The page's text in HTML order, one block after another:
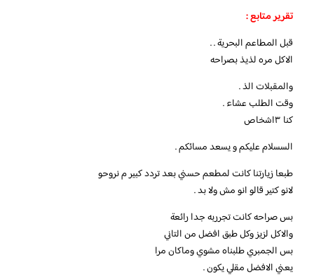
تقرير متابع :
قبل المطاعم البحرية . .
الاكل مره لذيذ بصراحه
والمقبلات الذ .
وقت الطلب عشاء .
كنا ٣اشخاص
السسلام عليكم و يسعد مسائكم .
طبعا زيارتنا كانت لمطعم حسني بعد تردد كبير م نروحو
لانو كتير قالو انو مش ولا بد .
بس صراحه كانت تجرربه جدا رائعة
والاكل لزيز وكل طبق افضل من التاني
بس الجمبري طلبناه مشوي وماكان مرا
يعني الافضل مقلي يكون .